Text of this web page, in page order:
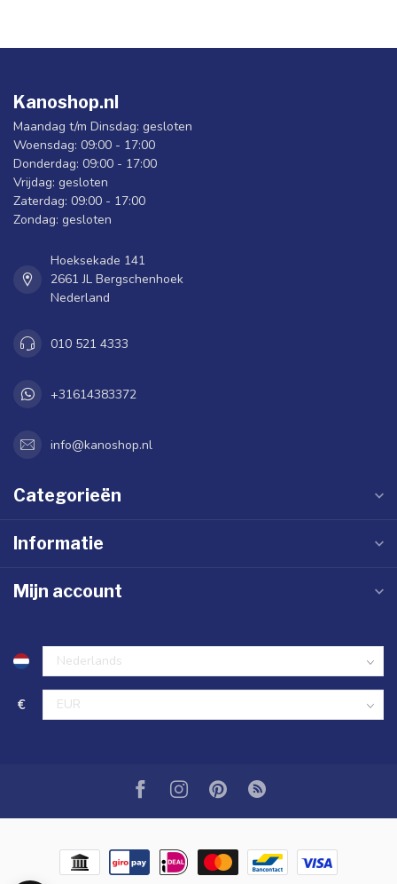
Kanoshop.nl
Maandag t/m Dinsdag: gesloten
Woensdag: 09:00 - 17:00
Donderdag: 09:00 - 17:00
Vrijdag: gesloten
Zaterdag: 09:00 - 17:00
Zondag: gesloten
Hoeksekade 141
2661 JL Bergschenhoek
Nederland
010 521 4333
+31614383372
info@kanoshop.nl
Categorieën
Informatie
Mijn account
€